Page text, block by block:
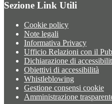
Sezione Link Utili
Cookie policy
Note legali
Informativa Privacy
Ufficio Relazioni con il
Dichiarazione di
Obiettivi di accessibilità
Whistleblowing
Gestione consensi cookie
Amministrazione